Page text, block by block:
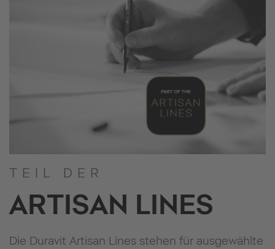
TEIL DER
ARTISAN LINES
Die Duravit Artisan Lines stehen für ausgewählte